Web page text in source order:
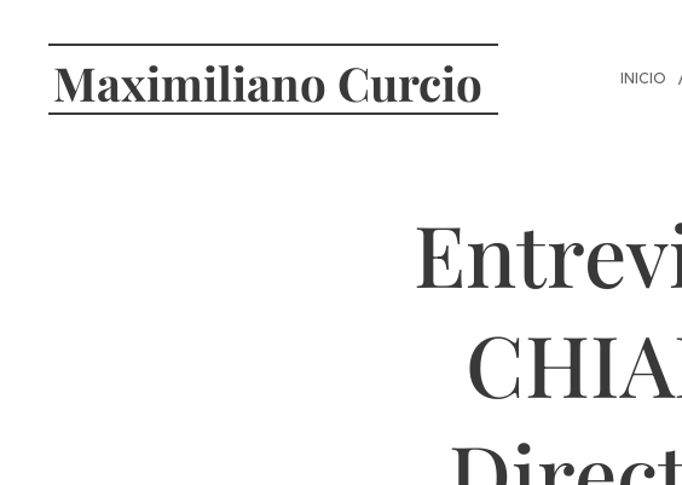
Maximiliano Curcio INICIO